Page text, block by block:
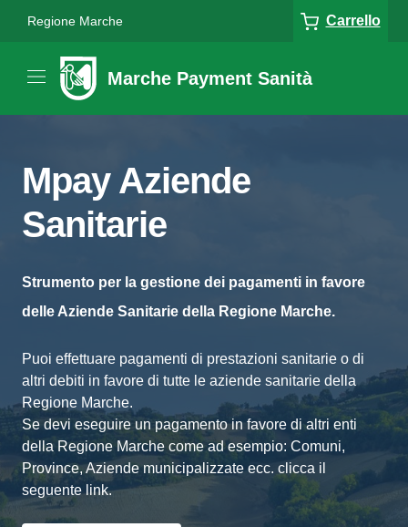
Regione Marche Carrello
Marche Payment Sanità
Mpay Aziende
Sanitarie
Strumento per la gestione dei pagamenti in favore
delle Aziende Sanitarie della Regione Marche.
Puoi effettuare pagamenti di prestazioni sanitarie o di
altri debiti in favore di tutte le aziende sanitarie della
Regione Marche.
Se devi eseguire un pagamento in favore di altri enti
della Regione Marche come ad esempio: Comuni,
Province, Aziende municipalizzate ecc. clicca il
seguente link.